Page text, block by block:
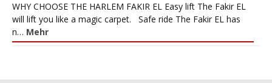
WHY CHOOSE THE HARLEM FAKIR EL Easy lift The Fakir EL
will lift you like a magic carpet. Safe ride The Fakir EL has
n… Mehr